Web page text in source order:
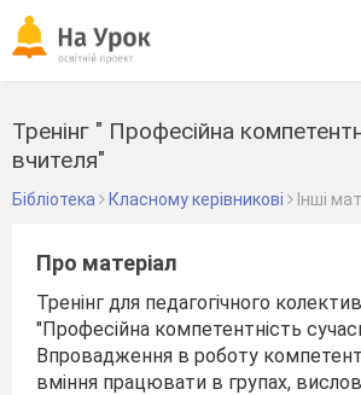
Тренінг " Професійна
вчителя"
Бібліотека Класному керівникові Інші
Про матеріал
Тренінг для педагогічного
"Професійна компетентність
Впровадження в роботу
вміння працювати в групах,